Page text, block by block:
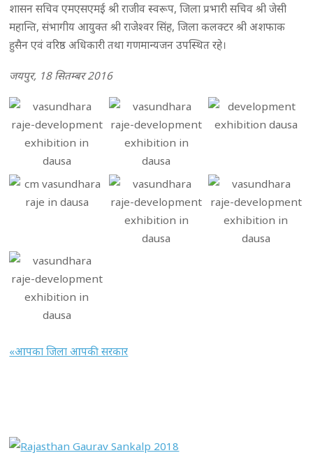
शासन सचिव एमएसएमई श्री राजीव स्वरूप, जिला प्रभारी सचिव श्री जेसी
महान्ति, संभागीय आयुक्त श्री राजेश्वर सिंह, जिला कलक्टर श्री अशफाक
हुसैन एवं वरिष्ठ अधिकारी तथा गणमान्यजन उपस्थित रहे।
जयपुर, 18 सितम्बर 2016
«आपका जिला आपकी सरकार